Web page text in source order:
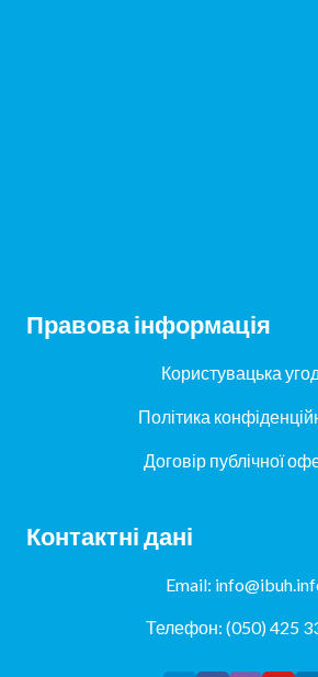
Правова інформація
Користувацька
Політика
Договір публічної
Контактні дані
Email:
Телефон: (050) 425